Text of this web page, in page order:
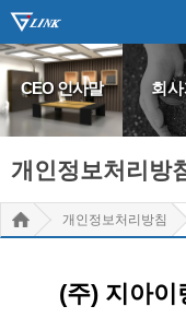
CEO 인사말 회
개인정보처리방
개인정보처리방침
(주) 지아이